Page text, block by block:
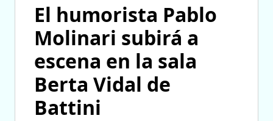
El humorista Pablo
Molinari subirá a
escena en la sala
Berta Vidal de
Battini